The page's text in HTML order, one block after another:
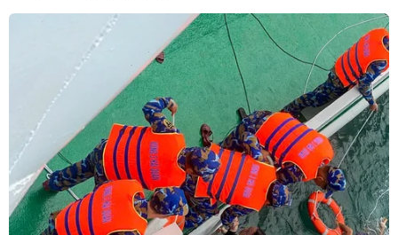
TIN CÙNG CHUYÊN MỤC
Thắt chặt đoàn kết, hướng tới một
Cộng đồng ASEAN tự cường và bền
vững
09/08/2026 02:40
Xaysomphone Phomvihane - nhà
lãnh đạo vun đắp cho mối quan hệ